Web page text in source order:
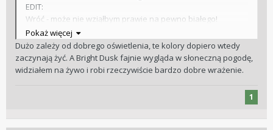
EDIT:
Wróć - może nie wziąłbym prawie na pewno białego!
Pokaż więcej
Dużo zależy od dobrego oświetlenia, te kolory dopiero wtedy
zaczynają żyć. A Bright Dusk fajnie wygląda w słoneczną pogodę,
widziałem na żywo i robi rzeczywiście bardzo dobre wrażenie.
1